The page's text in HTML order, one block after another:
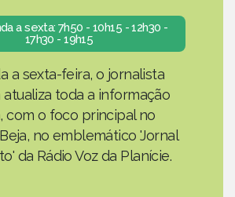
a sexta: 7h50 - 10h15 - 12h30 -
17h30 - 19h15
a sexta-feira, o jornalista
atualiza toda a informação
com o foco principal no
no emblemático 'Jornal
da Rádio Voz da Planície.